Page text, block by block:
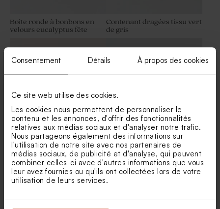
Consentement Détails À propos des cookies
Ce site web utilise des cookies.
Les cookies nous permettent de personnaliser le
contenu et les annonces, d'offrir des fonctionnalités
relatives aux médias sociaux et d'analyser notre trafic.
Nous partageons également des informations sur
l'utilisation de notre site avec nos partenaires de
médias sociaux, de publicité et d'analyse, qui peuvent
combiner celles-ci avec d'autres informations que vous
leur avez fournies ou qu'ils ont collectées lors de votre
utilisation de leurs services.
Thé Chaï
(± 240 ex)
Dragées anniversaire
eucalyptus amande 1 kg (±
300 ex)
Fleurs séchées fête -
Lagurus vert
Boîte ronde à bonbons en
velours eucalyptus fête
Contenant dragées tissu vert
de gris
Etui à dragées anniversaire
papillons roses
Étui à dragées anniversaire
enfant Animaux de la forêt